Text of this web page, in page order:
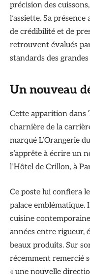
précision des
l’assiette. Sa
de crédibilité et de
retrouvent évalués
standards des
Un nouveau
Cette apparition
charnière de la
marqué L’Orangerie
s’apprête à écrire un
l’Hôtel de Crillon, à
Ce poste lui confiera
palace emblématique.
cuisine
années entre rigueur,
beaux produits. Sur
récemment remercié
« une nouvelle